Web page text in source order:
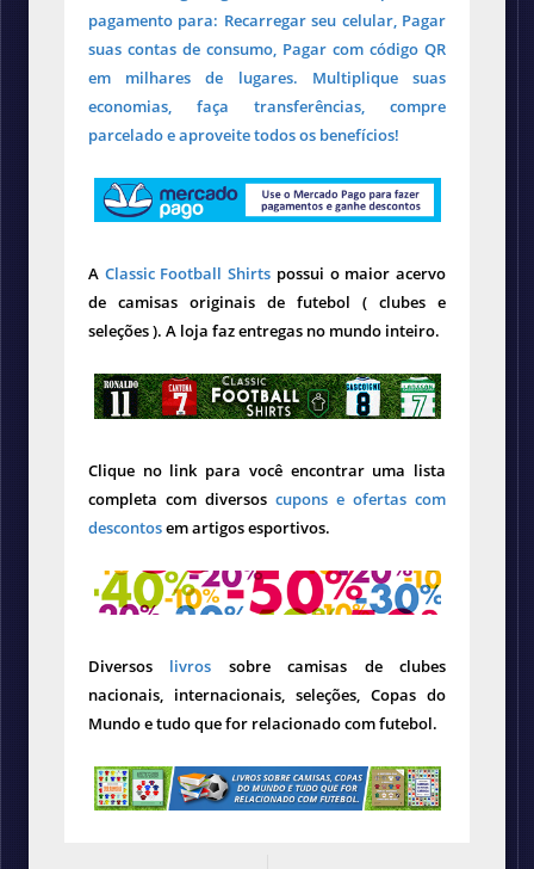
pagamento para: Recarregar seu celular, Pagar
suas contas de consumo, Pagar com código QR
em milhares de lugares. Multiplique suas
economias, faça transferências, compre
parcelado e aproveite todos os benefícios!
A Classic Football Shirts possui o maior acervo
de camisas originais de futebol ( clubes e
seleções ). A loja faz entregas no mundo inteiro.
Clique no link para você encontrar uma lista
completa com diversos cupons e ofertas com
descontosem artigos esportivos.
Diversos livros sobre camisas de clubes
nacionais, internacionais, seleções, Copas do
Mundo e tudo que for relacionado com futebol.